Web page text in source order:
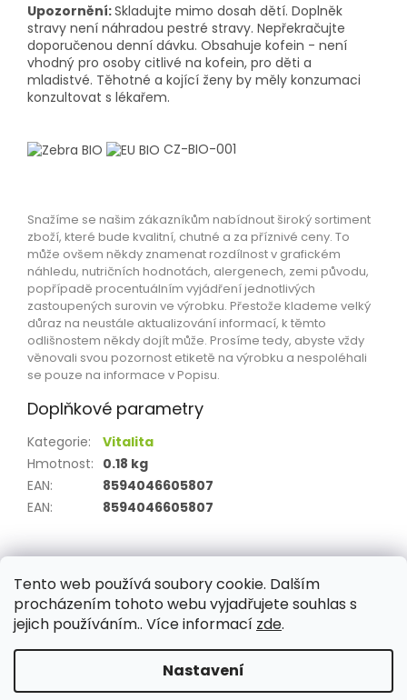
Tento web používá soubory cookie. Dalším
procházením tohoto webu vyjadřujete souhlas s
jejich používáním.. Více informací zde.
Nastavení
Upozornění:Skladujte mimo dosah dětí. Doplněk
stravy není náhradou pestré stravy. Nepřekračujte
doporučenou denní dávku. Obsahuje kofein - není
vhodný pro osoby citlivé na kofein, pro děti a
mladistvé. Těhotné a kojící ženy by měly konzumaci
konzultovat s lékařem.
CZ-BIO-001
Snažíme se našim zákazníkům nabídnout široký sortiment
zboží, které bude kvalitní, chutné a za příznivé ceny. To
může ovšem někdy znamenat rozdílnost v grafickém
náhledu, nutričních hodnotách, alergenech, zemi původu,
popřípadě procentuálním vyjádření jednotlivých
zastoupených surovin ve výrobku. Přestože klademe velký
důraz na neustále aktualizování informací, k těmto
odlišnostem někdy dojít může. Prosíme tedy, abyste vždy
věnovali svou pozornost etiketě na výrobku a nespoléhali
se pouze na informace v Popisu.
Doplňkové parametry
Kategorie:
Vitalita
Hmotnost: 0.18 kg
EAN:
8594046605807
EAN: 8594046605807
Z
Aktuality Kamenné prodejny Kosmetika Provita
Vytvořil Shoptet